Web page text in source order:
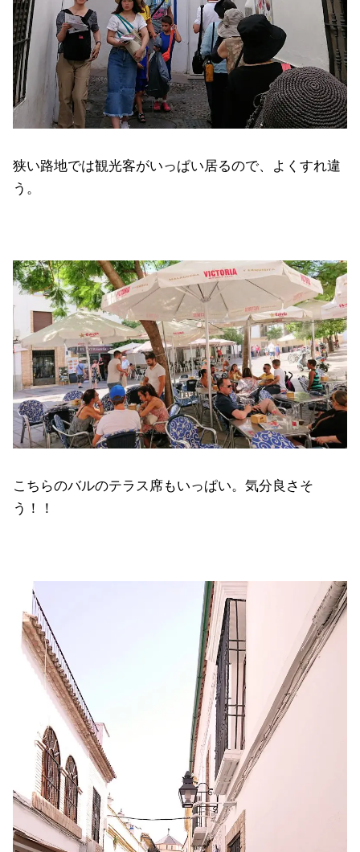
狭い路地では観光客がいっぱい居るので、よくすれ違
う。
こちらのバルのテラス席もいっぱい。気分良さそ
う！！